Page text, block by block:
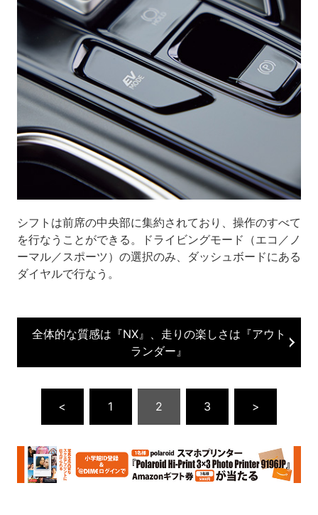
シフトは前席の中央部に集約されており、操作のすべて
を行なうことができる。ドライビングモード（エコ／ノ
ーマル／スポーツ）の選択のみ、ダッシュボードにある
ダイヤルで行なう。
全体的な質感は『NX』、走りの楽しさは『アウト
ランダー』
< 1 2 3 >